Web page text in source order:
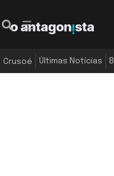
Crusoé Últimas Notícias